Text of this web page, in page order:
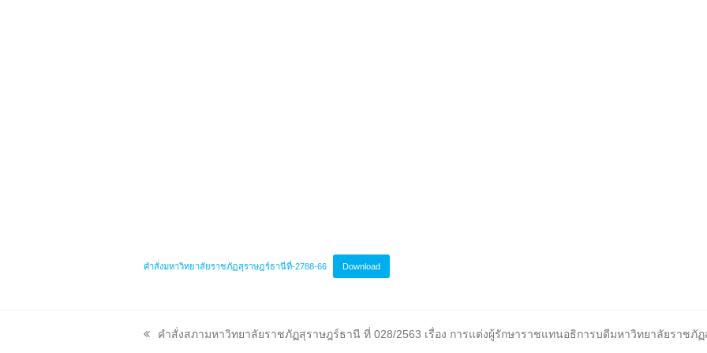
คำสั่งมหาวิทยาลัยราชภัฏสุราษฎร์ธานีที่-2788-66 Download
previous
คำสั่งสภามหาวิทยาลัยราชภัฏสุราษฎร์ธานี ที่ 028/2563 เรื่อง การแต่งผู้รักษาราชแทนอธิการบดีมหาวิทยาลัยราชภั